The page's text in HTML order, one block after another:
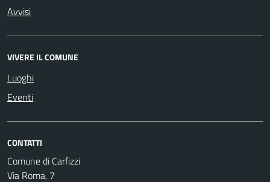
Avvisi
VIVERE IL COMUNE
Luoghi
Eventi
CONTATTI
Comune di Carfizzi
Via Roma, 7